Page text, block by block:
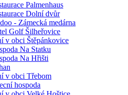
Palmenhaus
Dolní dvůr
- Zámecká medárna
Golf Šilheřovice
v obci Štěpánkovice
Na Statku
Na Hřišti
v obci Třebom
hospoda